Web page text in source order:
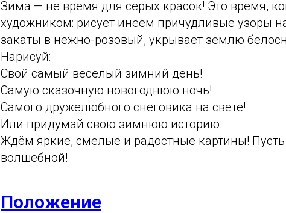
Зима — не время для серых красок! Это время,
художником: рисует инеем причудливые узоры
закаты в нежно-розовый, укрывает землю
Нарисуй:
Свой самый весёлый зимний день!
Самую сказочную новогоднюю ночь!
Самого дружелюбного снеговика на свете!
Или придумай свою зимнюю историю.
Ждём яркие, смелые и радостные картины!
волшебной!
Положение